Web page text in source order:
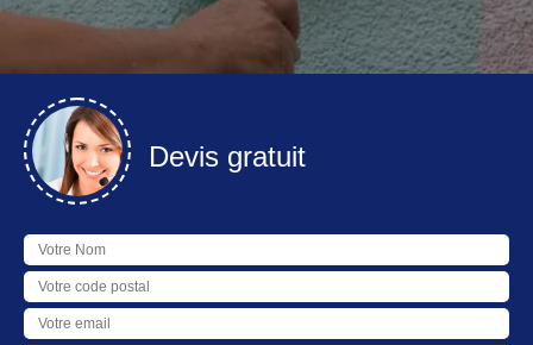
Devis gratuit